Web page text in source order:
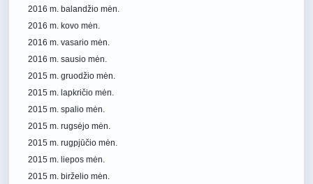
2016 m. balandžio mėn.
2016 m. kovo mėn.
2016 m. vasario mėn.
2016 m. sausio mėn.
2015 m. gruodžio mėn.
2015 m. lapkričio mėn.
2015 m. spalio mėn.
2015 m. rugsėjo mėn.
2015 m. rugpjūčio mėn.
2015 m. liepos mėn.
2015 m. birželio mėn.